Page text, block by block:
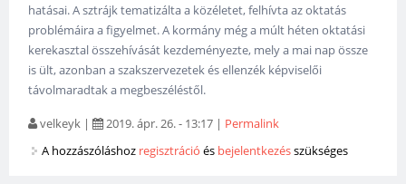
hatásai. A sztrájk tematizálta a közéletet, felhívta az oktatás
problémáira a figyelmet. A kormány még a múlt héten oktatási
kerekasztal összehívását kezdeményezte, mely a mai nap össze
is ült, azonban a szakszervezetek és ellenzék képviselői
távolmaradtak a megbeszéléstől.
velkeyk | 2019. ápr. 26. - 13:17 | Permalink
A hozzászóláshoz regisztráció és bejelentkezésszükséges